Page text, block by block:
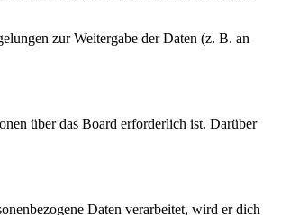
zur Weitergabe der Daten (z. B. an
über das Board erforderlich ist. Darüber
Daten verarbeitet, wird er dich